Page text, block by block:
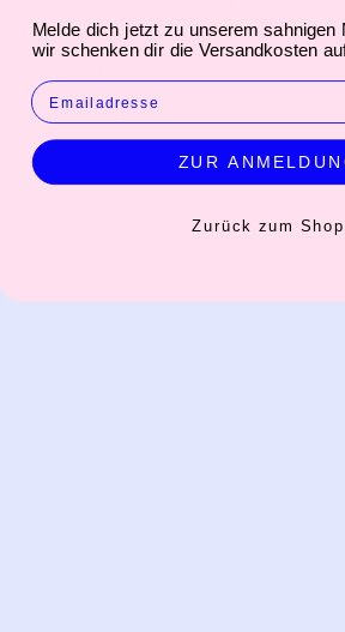
Hakenset 3er Pack "Zirkus"
€26,90
INFO
Melde dich jetzt zu unserem sahnigen
wir schenken dir die Versandkosten
EMAIL
ZUR
Zurück zum Shop